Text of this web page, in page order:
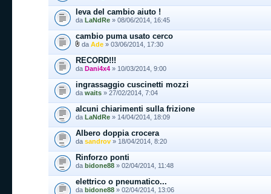
leva del cambio aiuto !
da LaNdRe » 08/06/2014, 16:45
cambio puma usato cerco
da Ade » 03/06/2014, 17:30
RECORD!!!
da Dani4x4 » 10/03/2014, 9:00
ingrassaggio cuscinetti mozzi
da waits » 27/02/2014, 7:04
alcuni chiarimenti sulla frizione
da LaNdRe » 14/04/2014, 18:09
Albero doppia crocera
da sandrov » 18/04/2014, 8:20
Rinforzo ponti
da bidone88 » 02/04/2014, 11:48
elettrico o pneumatico...
da bidone88 » 02/04/2014, 13:06